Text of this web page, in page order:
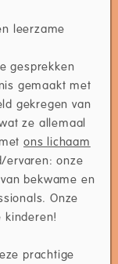
leerzame
gesprekken
gemaakt met
gekregen van
ze allemaal
ons lichaam
ervaren: onze
bekwame en
Onze
kinderen!
prachtige